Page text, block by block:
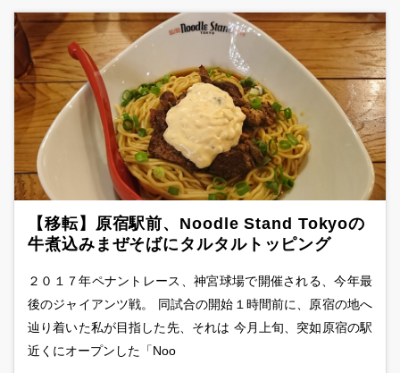
【移転】原宿駅前、Noodle Stand Tokyoの
牛煮込みまぜそばにタルタルトッピング
２０１７年ペナントレース、神宮球場で開催される、今年最
後のジャイアンツ戦。 同試合の開始１時間前に、原宿の地へ
辿り着いた私が目指した先、それは 今月上旬、突如原宿の駅
近くにオープンした「Noo